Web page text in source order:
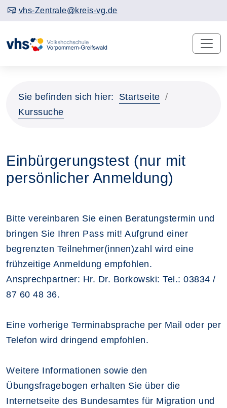
vhs-Zentrale@kreis-vg.de
Sie befinden sich hier:
Startseite
Kurssuche
Einbürgerungstest (nur mit
persönlicher Anmeldung)
Bitte vereinbaren Sie einen Beratungstermin und
bringen Sie Ihren Pass mit! Aufgrund einer
begrenzten Teilnehmer(innen)zahl wird eine
frühzeitige Anmeldung empfohlen.
Ansprechpartner: Hr. Dr. Borkowski: Tel.: 03834 /
87 60 48 36.
Eine vorherige Terminabsprache per Mail oder per
Telefon wird dringend empfohlen.
Weitere Informationen sowie den
Übungsfragebogen erhalten Sie über die
Internetseite des Bundesamtes für Migration und